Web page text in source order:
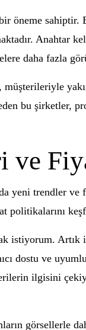
öneme
Anahtar
daha fazla
bu şirketler,
ve
yeni trendler ve
politikalarını
istiyorum. Artık
dostu ve
ilgisini
görsellerle